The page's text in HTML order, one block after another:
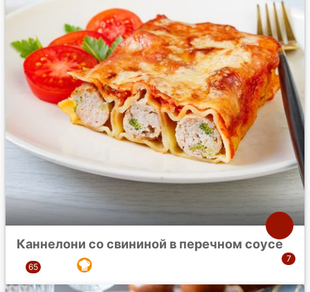
Каннелони со свининой в перечном соусе